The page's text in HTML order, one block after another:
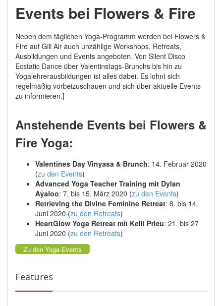
Events bei Flowers & Fire
Neben dem täglichen Yoga-Programm werden bei Flowers &
Fire auf Gili Air auch unzählige Workshops, Retreats,
Ausbildungen und Events angeboten. Von Silent Disco
Ecstatic Dance über Valentinstags-Brunchs bis hin zu
Yogalehrerausbildungen ist alles dabei. Es lohnt sich
regelmäßig vorbeizuschauen und sich über aktuelle Events
zu informieren.]
Anstehende Events bei Flowers &
Fire Yoga:
Valentines Day Vinyasa & Brunch: 14. Februar 2020
(zu den Events)
Advanced Yoga Teacher Training mit Dylan
Ayaloo: 7. bis 15. März 2020 (zu den Events)
Retrieving the Divine Feminine Retreat: 8. bis 14.
Juni 2020 (zu den Retreats)
HeartGlow Yoga Retreat mit Kelli Prieu: 21. bis 27
Juni 2020 (zu den Retreats)
Zu den Yoga-Events
Features